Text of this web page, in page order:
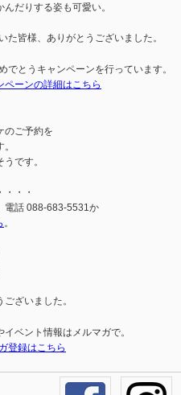
だりする姿も可愛い。
た皆様、ありがとうございました。
でとうキャンペーンを行っています。
ペーンの詳細はこちら
のご予約を
です。
・・・
電話 088-683-5531か
。
ざいました。
ベント情報はメルマガで。
登録はこちら